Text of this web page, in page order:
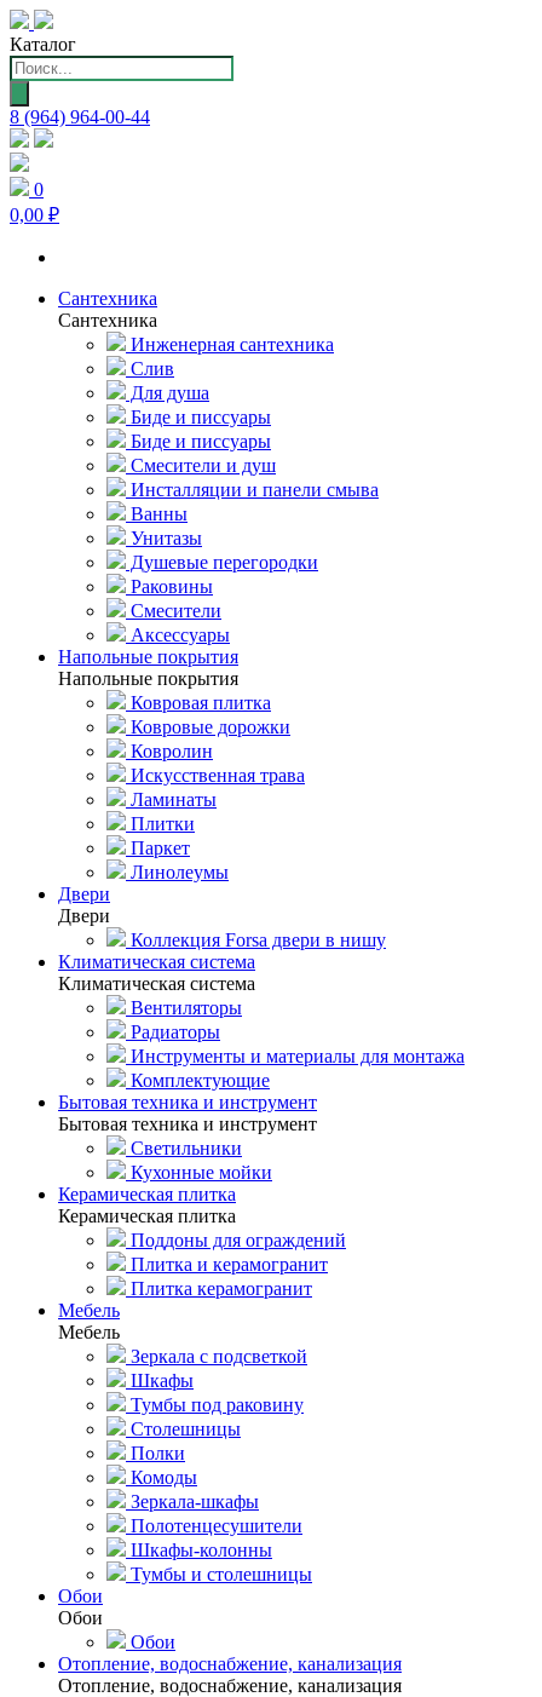
Каталог
Поиск
товаров
8 (964) 964-00-44
0
0,00 ₽
Сантехника
Сантехника
Инженерная сантехника
Слив
Для душа
Биде и писсуары
Биде и писсуары
Смесители и душ
Инсталляции и панели смыва
Ванны
Унитазы
Душевые перегородки
Раковины
Смесители
Аксессуары
Напольные покрытия
Напольные покрытия
Ковровая плитка
Ковровые дорожки
Ковролин
Искусственная трава
Ламинаты
Плитки
Паркет
Линолеумы
Двери
Двери
Коллекция Forsa двери в нишу
Климатическая система
Климатическая система
Вентиляторы
Радиаторы
Инструменты и материалы для монтажа
Комплектующие
Бытовая техника и инструмент
Бытовая техника и инструмент
Светильники
Кухонные мойки
Керамическая плитка
Керамическая плитка
Поддоны для ограждений
Плитка и керамогранит
Плитка керамогранит
Мебель
Мебель
Зеркала с подсветкой
Шкафы
Тумбы под раковину
Столешницы
Полки
Комоды
Зеркала-шкафы
Полотенцесушители
Шкафы-колонны
Тумбы и столешницы
Обои
Обои
Обои
Отопление, водоснабжение, канализация
Отопление, водоснабжение, канализация